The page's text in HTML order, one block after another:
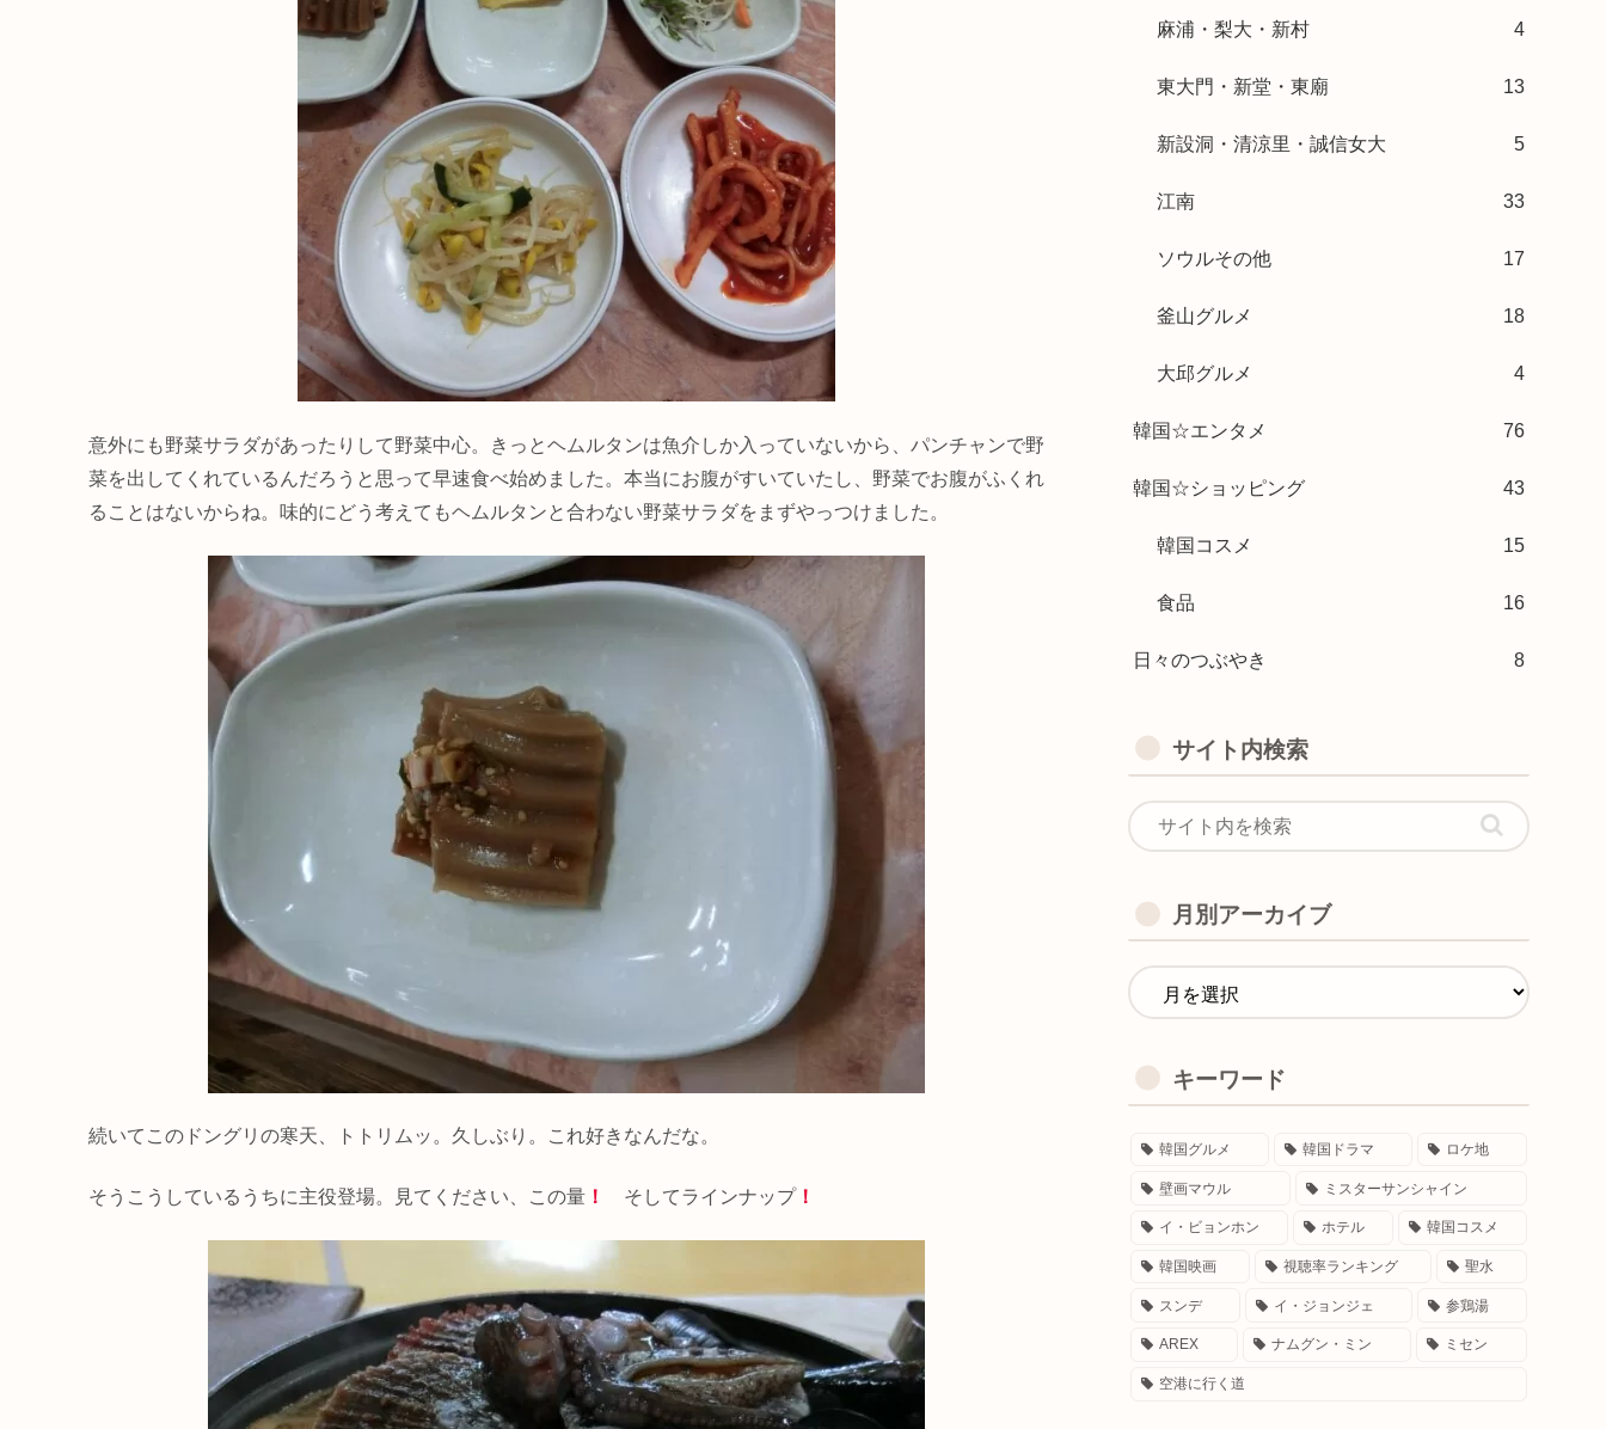
意外にも野菜サラダがあったりして野菜中心。きっとヘムルタンは魚介しか入っていないから、パンチャンで野
菜を出してくれているんだろうと思って早速食べ始めました。本当にお腹がすいていたし、野菜でお腹がふくれ
ることはないからね。味的にどう考えてもヘムルタンと合わない野菜サラダをまずやっつけました。
続いてこのドングリの寒天、トトリムッ。久しぶり。これ好きなんだな。
そうこうしているうちに主役登場。見てください、この量 ！ そしてラインナップ！
麻浦・梨大・新村 4
東大門・新堂・東廟 13
新設洞・清涼里・誠信女大 5
江南 33
ソウルその他 17
釜山グルメ 18
大邱グルメ 4
韓国☆エンタメ 76
韓国☆ショッピング 43
韓国コスメ 15
食品 16
日々のつぶやき 8
サイト内検索
月別アーカイブ
キーワード
韓国グルメ 韓国ドラマ ロケ地
壁画マウル ミスターサンシャイン
イ・ビョンホン ホテル 韓国コスメ
韓国映画 視聴率ランキング 聖水
スンデ イ・ジョンジェ 参鶏湯
AREX ナムグン・ミン ミセン
空港に行く道